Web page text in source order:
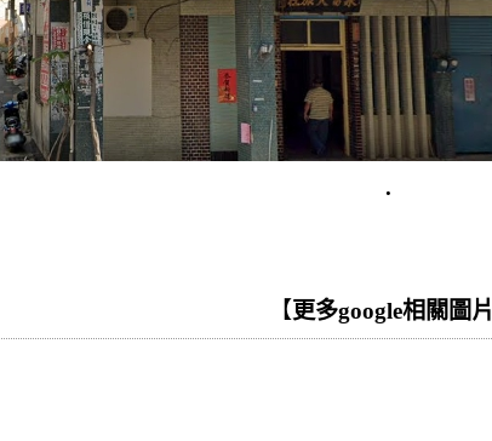
.
【更多google相關圖片